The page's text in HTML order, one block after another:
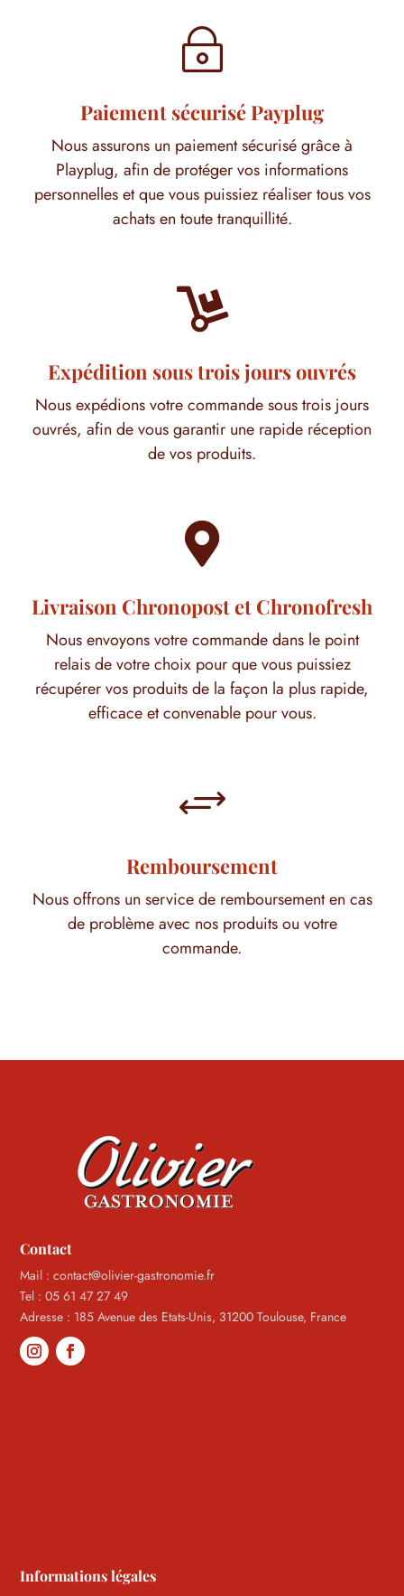
~
Paiement sécurisé Payplug
Nous assurons un paiement sécurisé grâce à
Playplug, afin de protéger vos informations
personnelles et que vous puissiez réaliser tous vos
achats en toute tranquillité.

Expédition sous trois jours ouvrés
Nous expédions votre commande sous trois jours
ouvrés, afin de vous garantir une rapide réception
de vos produits.

Livraison Chronopost et Chronofresh
Nous envoyons votre commande dans le point
relais de votre choix pour que vous puissiez
récupérer vos produits de la façon la plus rapide,
efficace et convenable pour vous.
+
Remboursement
Nous offrons un service de remboursement en cas
de problème avec nos produits ou votre
commande.
Contact
Mail : contact@olivier-gastronomie.fr
Tel : 05 61 47 27 49
Adresse : 185 Avenue des Etats-Unis, 31200 Toulouse, France
Informations légales